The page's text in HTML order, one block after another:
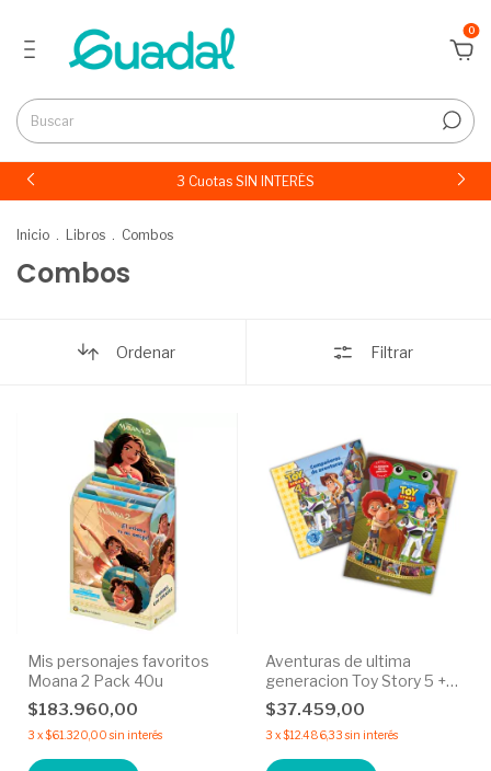
0
3 Cuotas SIN INTERÉS
Inicio . Libros . Combos
Combos
Ordenar Filtrar
Mis personajes favoritos
Moana 2 Pack 40u
$183.960,00
3 x$61.320,00 sin interés
Aventuras de ultima
generacion Toy Story 5 +
Compañeros de aventuras
30% OFF
$37.459,00
3 x$12.486,33 sin interés